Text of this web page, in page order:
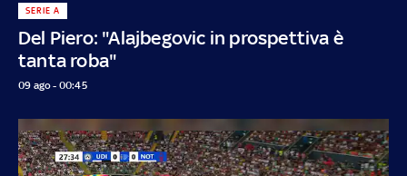
Del Piero: "Alajbegovic in prospettiva è
tanta roba"
SERIE A
09 ago - 00:45